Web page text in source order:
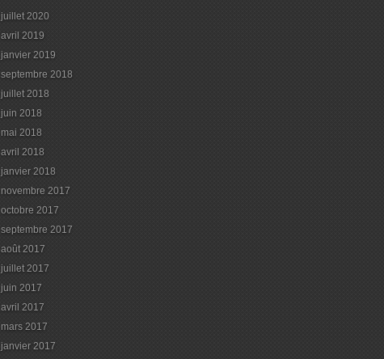
juillet 2020
avril 2019
janvier 2019
septembre 2018
juillet 2018
juin 2018
mai 2018
avril 2018
janvier 2018
novembre 2017
octobre 2017
septembre 2017
août 2017
juillet 2017
juin 2017
avril 2017
mars 2017
janvier 2017